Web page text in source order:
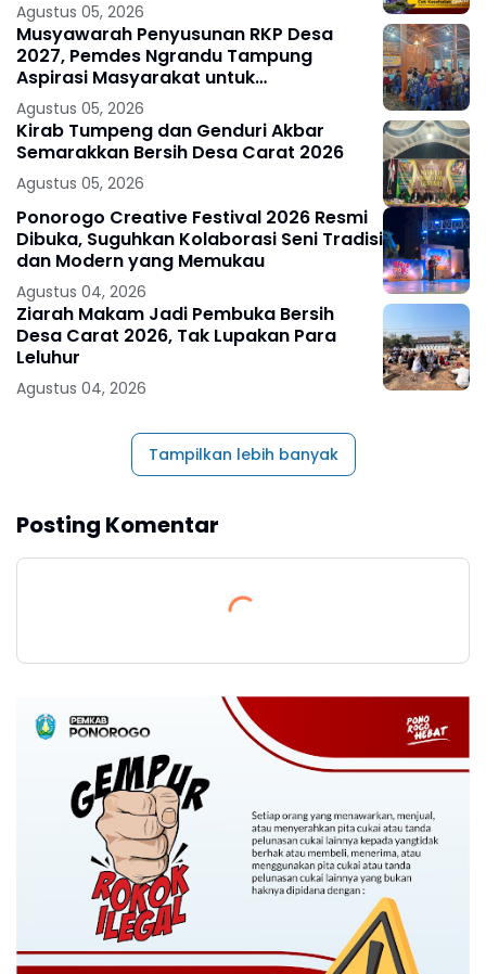
Agustus 05, 2026
Musyawarah Penyusunan RKP Desa
2027, Pemdes Ngrandu Tampung
Aspirasi Masyarakat untuk
Pembangunan Berkelanjutan
Agustus 05, 2026
Kirab Tumpeng dan Genduri Akbar
Semarakkan Bersih Desa Carat 2026
Agustus 05, 2026
Ponorogo Creative Festival 2026 Resmi
Dibuka, Suguhkan Kolaborasi Seni Tradisi
dan Modern yang Memukau
Agustus 04, 2026
Ziarah Makam Jadi Pembuka Bersih
Desa Carat 2026, Tak Lupakan Para
Leluhur
Agustus 04, 2026
Tampilkan lebih banyak
Posting Komentar